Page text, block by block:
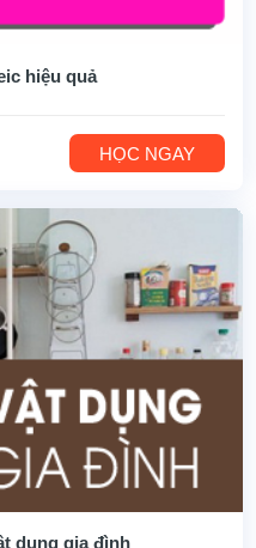
hiệu quả
HỌC NGAY
dụng gia đình